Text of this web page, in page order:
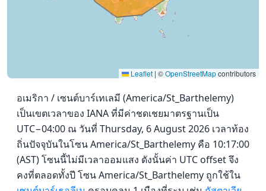
Leaflet | ©OpenStreetMapcontributors
อเมริกา / เซนต์บาร์เทเลมี (America/St_Barthelemy)
เป็นเขตเวลาของ IANA ที่มีค่าชดเชยมาตรฐานเป็น
UTC−04:00 ณ วันที่ Thursday, 6 August 2026 เวลาท้อง
ถิ่นปัจจุบันในโซน America/St_Barthelemy คือ 10:17:00
(AST) โซนนี้ไม่มีเวลาออมแสง ดังนั้นค่า UTC offset จึง
คงที่ตลอดทั้งปี โซน America/St_Barthelemy ถูกใช้ใน